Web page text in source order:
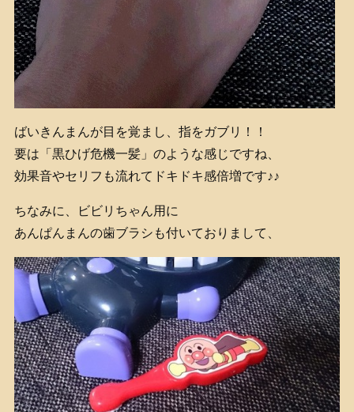
ばいきんまんが目を覚まし、指をガブリ！！
要は「黒ひげ危機一髪」のような感じですね、
効果音やセリフも流れてドキドキ感倍増です♪♪
ちなみに、ビビリちゃん用に
あんぱんまんの歯ブラシも付いておりまして、